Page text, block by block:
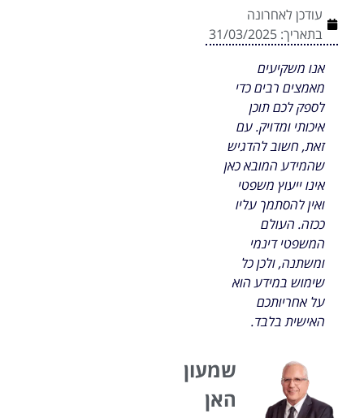
עודכן לאחרונה
בתאריך: 31/03/2025
אנו משקיעים
מאמצים רבים כדי
לספק לכם תוכן
איכותי ומדויק. עם
זאת, חשוב להדגיש
שהמידע המובא כאן
אינו ייעוץ משפטי
ואין להסתמך עליו
ככזה. העולם
המשפטי דינמי
ומשתנה, ולכן כל
שימוש במידע הוא
על אחריותכם
האישית בלבד.
שמעון
האן